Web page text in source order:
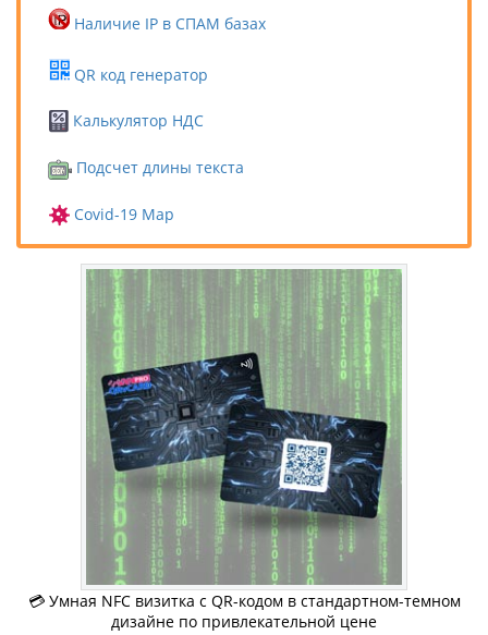
Наличие IP в СПАМ базах
QR код генератор
Калькулятор НДС
Подсчет длины текста
Covid-19 Map
💳 Умная NFC визитка c QR-кодом в стандартном-темном
дизайне по привлекательной цене